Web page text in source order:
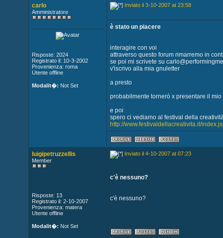
carlo
Amministratore
Risposte: 2024
Registrato il: 10-3-2002
Provenienza: roma
Utente offline
Modalit�: Not Set
Inviato il 3-10-2007 at 23:58
è stato un piacere
interagire con voi
attraverso questo forum rimarremo in
se poi mi scrivete su
v'iscrivo alla mia gnuletter
a presto
probabilmente tornerò x presentare il mio
e poi
spero ci vediamo al festival della
http://www.festivaldellacreativita.it/
luigipetruzzellis
Member
Risposte: 13
Registrato il: 2-10-2007
Provenienza: matera
Utente offline
Modalit�: Not Set
Inviato il 4-10-2007 at 07:23
c'è nessuno?
c'è nessuno?